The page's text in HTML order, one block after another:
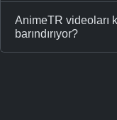
AnimeTR videoları
barındırıyor?